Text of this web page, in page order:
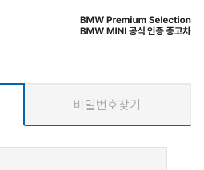
비밀번호찾기